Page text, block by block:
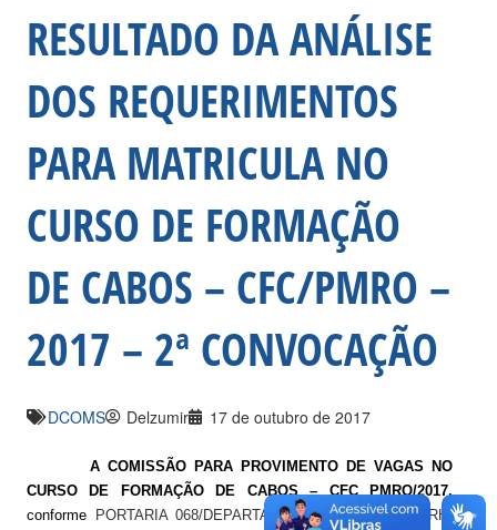
RESULTADO DA ANÁLISE
DOS REQUERIMENTOS
PARA MATRICULA NO
CURSO DE FORMAÇÃO
DE CABOS – CFC/PMRO –
2017 – 2ª CONVOCAÇÃO
DCOMS Delzumir 17 de outubro de 2017
A COMISSÃO PARA PROVIMENTO DE VAGAS NO
CURSO DE FORMAÇÃO DE CABOS – CFC PMRO/2017,
conforme PORTARIA 068/DEPARTAMENTO DE ENSINO/CRH,